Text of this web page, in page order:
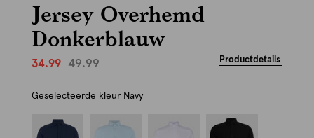
Jersey Overhemd
Donkerblauw
34.99 49.99 Productdetails
Geselecteerde kleur Navy